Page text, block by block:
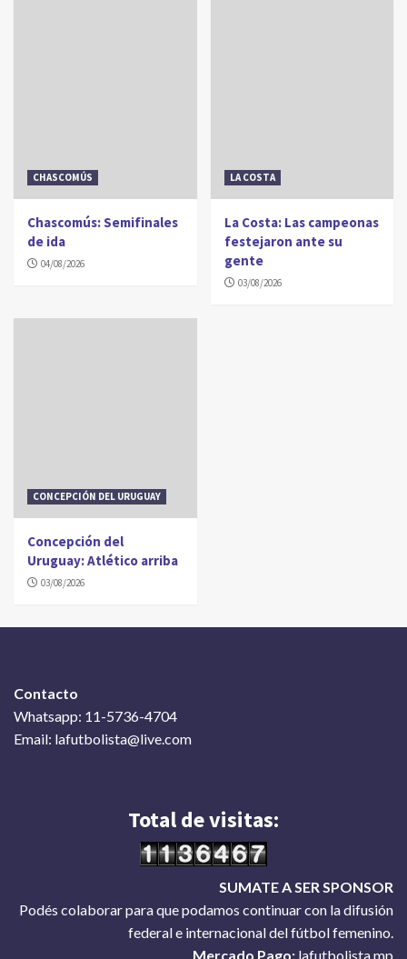
CHASCOMÚS
Chascomús: Semifinales
de ida
04/08/2026
LA COSTA
La Costa: Las campeonas
festejaron ante su
gente
03/08/2026
CONCEPCIÓN DEL URUGUAY
Concepción del
Uruguay: Atlético arriba
03/08/2026
Contacto
Whatsapp: 11-5736-4704
Email: lafutbolista@live.com
Total de visitas:
SUMATE A SER SPONSOR
Podés colaborar para que podamos continuar con la difusión
federal e internacional del fútbol femenino.
Mercado Pago: lafutbolista.mp